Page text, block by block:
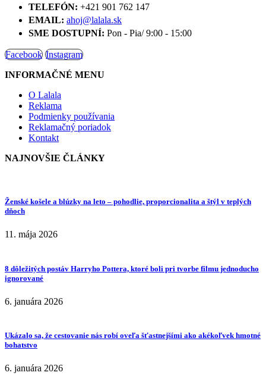
TELEFÓN: +421 901 762 147
EMAIL: ahoj@lalala.sk
SME DOSTUPNÍ: Pon - Pia/ 9:00 - 15:00
Facebook Instagram
INFORMAČNÉ MENU
O Lalala
Reklama
Podmienky používania
Reklamačný poriadok
Kontakt
NAJNOVŠIE ČLÁNKY
Ženské košele a blúzky na leto – pohodlie, proporcionalita a štýl v teplých
dňoch
11. mája 2026
8 dôležitých postáv Harryho Pottera, ktoré boli pri tvorbe filmu jednoducho
ignorované
6. januára 2026
Ukázalo sa, že cestovanie nás robí oveľa šťastnejšími ako akékoľvek hmotné
bohatstvo
6. januára 2026